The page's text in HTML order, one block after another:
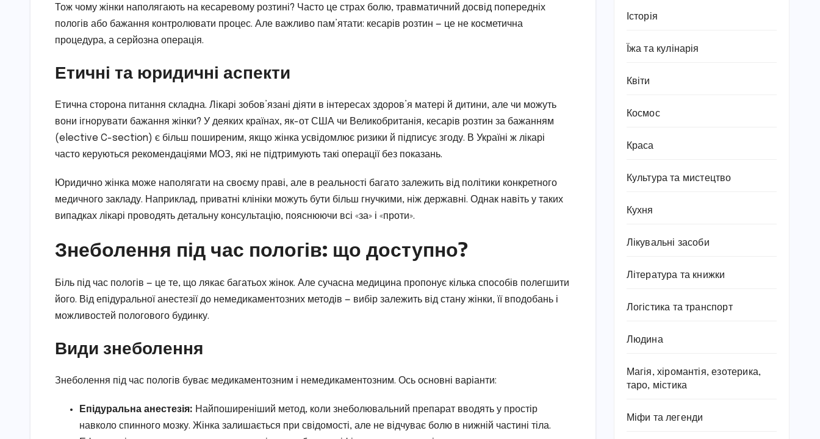
Тож чому жінки наполягають на кесаревому розтині? Часто це страх болю, травматичний досвід попередніх
пологів або бажання контролювати процес. Але важливо пам’ятати: кесарів розтин — це не косметична
процедура, а серйозна операція.
Етичні та юридичні аспекти
Етична сторона питання складна. Лікарі зобов’язані діяти в інтересах здоров’я матері й дитини, але чи можуть
вони ігнорувати бажання жінки? У деяких країнах, як-от США чи Великобританія, кесарів розтин за бажанням
(elective C-section) є більш поширеним, якщо жінка усвідомлює ризики й підписує згоду. В Україні ж лікарі
часто керуються рекомендаціями МОЗ, які не підтримують такі операції без показань.
Юридично жінка може наполягати на своєму праві, але в реальності багато залежить від політики конкретного
медичного закладу. Наприклад, приватні клініки можуть бути більш гнучкими, ніж державні. Однак навіть у таких
випадках лікарі проводять детальну консультацію, пояснюючи всі «за» і «проти».
Знеболення під час пологів: що доступно?
Біль під час пологів — це те, що лякає багатьох жінок. Але сучасна медицина пропонує кілька способів полегшити
його. Від епідуральної анестезії до немедикаментозних методів — вибір залежить від стану жінки, її вподобань і
можливостей пологового будинку.
Види знеболення
Знеболення під час пологів буває медикаментозним і немедикаментозним. Ось основні варіанти:
Епідуральна анестезія: Найпоширеніший метод, коли знеболювальний препарат вводять у простір
навколо спинного мозку. Жінка залишається при свідомості, але не відчуває болю в нижній частині тіла.
Історія
Їжа та кулінарія
Квіти
Космос
Краса
Культура та мистецтво
Кухня
Лікувальні засоби
Література та книжки
Логістика та транспорт
Людина
Магія, хіромантія, езотерика,
таро, містика
Міфи та легенди